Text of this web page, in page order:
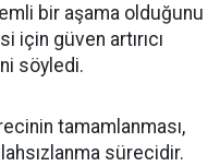
bir aşama olduğunu
için güven artırıcı
söyledi.
tamamlanması,
sürecidir.